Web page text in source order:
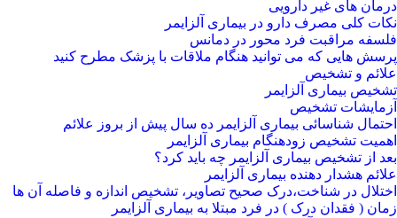
درمان های غیر دارویی
نکات کلی مصرف دارو در بیماری آلزایمر
فلسفه مراقبت فرد محور در دمانس
پرسش هایی که می توانید هنگام ملاقات با پزشک مطرح کنید
علائم و تشخیص
تشخیص بیماری آلزایمر
آزمایشات تشخیص
احتمال شناسائی بیماری آلزایمر ده سال پیش از بروز علائم
اهمیت تشخیص زودهنگام بیماری آلزایمر
بعد از تشخیص بیماری آلزایمر چه باید کرد؟
علائم هشدار دهنده بیماری آلزایمر
اختلال در شناخت،درک صحیح تصاویر، تشخیص اندازه و فاصله آن ها
زمان ( فقدان درک ) در فرد مبتلا به بیماری آلزایمر